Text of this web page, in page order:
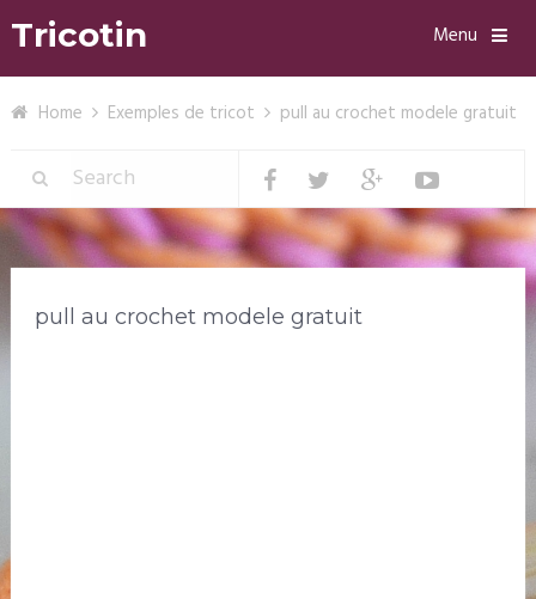
Tricotin Menu
Home Exemples de tricot pull au crochet modele gratuit
pull au crochet modele gratuit